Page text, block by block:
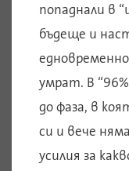
попаднали в
бъдеще и
умрат. В
до фаза, в
си и вече
усилия за